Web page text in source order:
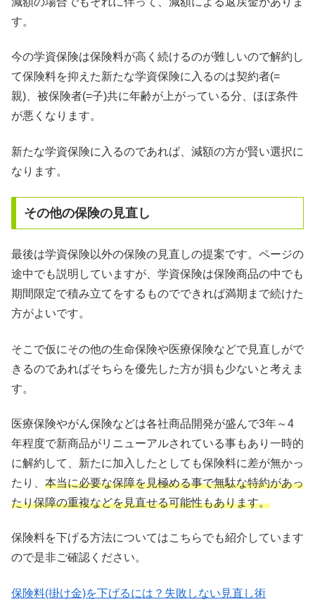
す。
今の学資保険は保険料が高く続けるのが難しいので解約し
て保険料を抑えた新たな学資保険に入るのは契約者(=
親)、被保険者(=子)共に年齢が上がっている分、ほぼ条件
が悪くなります。
新たな学資保険に入るのであれば、減額の方が賢い選択に
なります。
その他の保険の見直し
最後は学資保険以外の保険の見直しの提案です。ページの
途中でも説明していますが、学資保険は保険商品の中でも
期間限定で積み立てをするものでできれば満期まで続けた
方がよいです。
そこで仮にその他の生命保険や医療保険などで見直しがで
きるのであればそちらを優先した方が損も少ないと考えま
す。
医療保険やがん保険などは各社商品開発が盛んで3年～4
年程度で新商品がリニューアルされている事もあり一時的
に解約して、新たに加入したとしても保険料に差が無かっ
たり、 本当に必要な保障を見極める事で無駄な特約があっ
たり保障の重複などを見直せる可能性もあります。
保険料を下げる方法についてはこちらでも紹介しています
ので是非ご確認ください。
保険料(掛け金)を下げるには？失敗しない見直し術